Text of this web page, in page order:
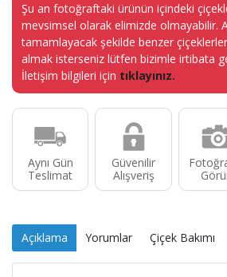
Şu an fotoğraftaki ürünün içindeki
mevsimsel olarak elimizde olmayabilir.
tamamlayacak şekilde benzer
almak isterseniz lütfen bizimle irtibata
İletişim bilgileri için tıklayınız.
Aynı Gün
Teslimat
Güvenilir
Alışveriş
Açıklama Yorumlar Çiçek Bakımı